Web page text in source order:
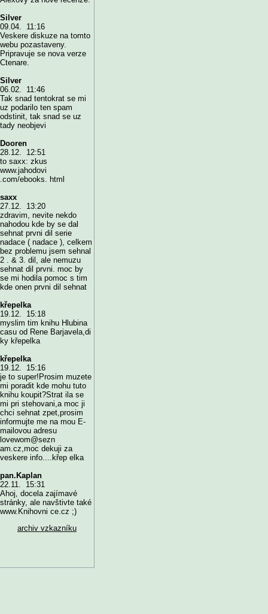
Silver
09.04. 11:16
Veskere diskuze na tomto
webu pozastaveny.
Pripravuje se nova verze
Ctenare.
Silver
06.02. 11:46
Tak snad tentokrat se mi
uz podarilo ten spam
odstinit, tak snad se uz
tady neobjevi
Dooren
28.12. 12:51
to saxx: zkus
www.jahodovi
.com/ebooks. html
saxx
27.12. 13:20
zdravim, nevite nekdo
nahodou kde by se dal
sehnat prvni dil serie
nadace ( nadace ), celkem
bez problemu jsem sehnal
2 . & 3. dil, ale nemuzu
sehnat dil prvni. moc by
se mi hodila pomoc s tim
kde onen prvni dil sehnat
křepelka
19.12. 15:18
myslim tim knihu Hlubina
casu od Rene Barjavela,di
ky křepelka
křepelka
19.12. 15:16
je to super!Prosim muzete
mi poradit kde mohu tuto
knihu koupit?Strat ila se
mi pri stehovani,a moc ji
chci sehnat zpet,prosim
informujte me na mou E-
mailovou adresu
lovewom@sezn
am.cz,moc dekuji za
veskere info....křep elka
pan.Kaplan
22.11. 15:31
Ahoj, docela zajímavé
stránky, ale navštivte také
www.Knihovni ce.cz ;)
archiv vzkazníku